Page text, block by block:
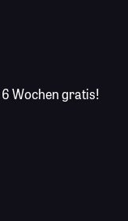
6 Wochen gratis!